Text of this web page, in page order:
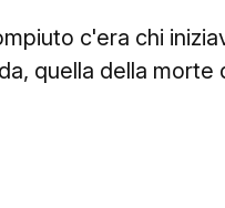
c'era chi
quella della morte